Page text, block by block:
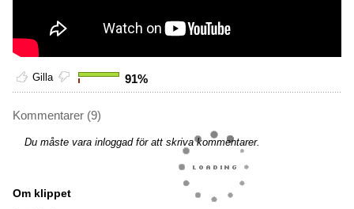
Gilla 91%
Kommentarer (9)
Du måste vara inloggad för att skriva kommentarer.
Om klippet